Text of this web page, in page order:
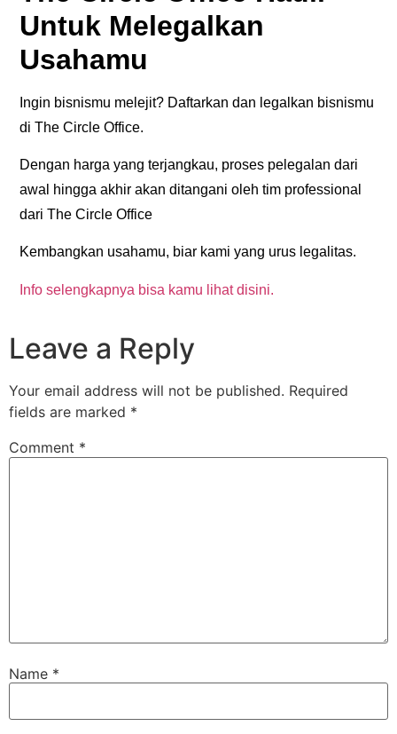
Untuk Melegalkan
Usahamu
Ingin bisnismu melejit? Daftarkan dan legalkan bisnismu
di The Circle Office.
Dengan harga yang terjangkau, proses pelegalan dari
awal hingga akhir akan ditangani oleh tim professional
dari The Circle Office
Kembangkan usahamu, biar kami yang urus legalitas.
Info selengkapnya bisa kamu lihat disini.
Leave a Reply
Your email address will not be published. Required
fields are marked *
Comment *
Name *